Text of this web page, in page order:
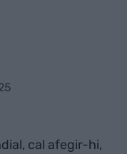
cal afegir-hi,